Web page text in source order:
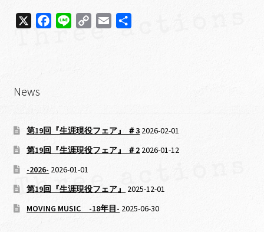
X
k
n
k
News
第19回『生涯現役フェア』 ＃3 2026-02-01
第19回『生涯現役フェア』 ＃2 2026-01-12
-2026- 2026-01-01
第19回『生涯現役フェア』
2025-12-01
MOVING MUSIC -18年目- 2025-06-30